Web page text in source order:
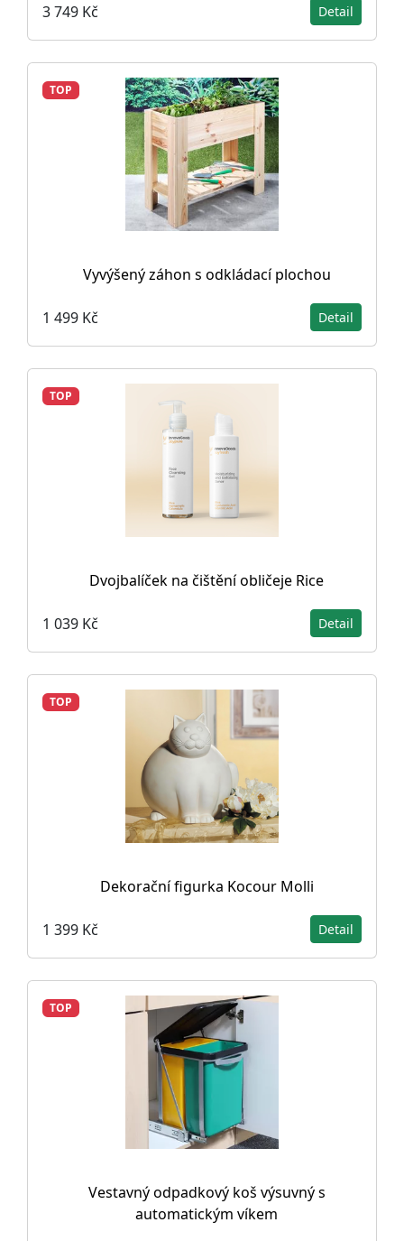
3 749 Kč Detail
TOP
Vyvýšený záhon s odkládací plochou
1 499 Kč Detail
TOP
Dvojbalíček na čištění obličeje Rice
1 039 Kč Detail
TOP
Dekorační figurka Kocour Molli
1 399 Kč Detail
TOP
Vestavný odpadkový koš výsuvný s
automatickým víkem